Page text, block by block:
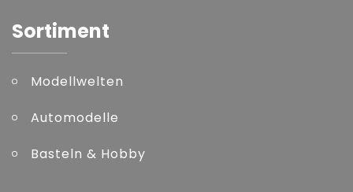
Sortiment
Modellwelten
Automodelle
Basteln & Hobby